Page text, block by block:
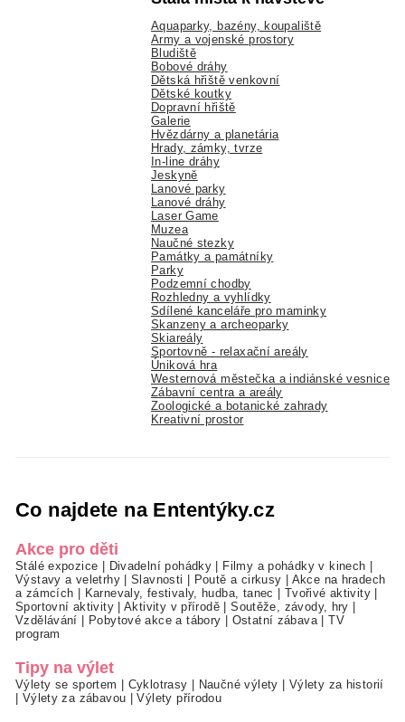
Aquaparky, bazény, koupaliště
Army a vojenské prostory
Bludiště
Bobové dráhy
Dětská hřiště venkovní
Dětské koutky
Dopravní hřiště
Galerie
Hvězdárny a planetária
Hrady, zámky, tvrze
In-line dráhy
Jeskyně
Lanové parky
Lanové dráhy
Laser Game
Muzea
Naučné stezky
Památky a památníky
Parky
Podzemní chodby
Rozhledny a vyhlídky
Sdílené kanceláře pro maminky
Skanzeny a archeoparky
Skiareály
Sportovně - relaxační areály
Úniková hra
Westernová městečka a indiánské vesnice
Zábavní centra a areály
Zoologické a botanické zahrady
Kreativní prostor
Co najdete na Ententýky.cz
Akce pro děti
Stálé expozice Divadelní pohádky Filmy a pohádky v kinech
Výstavy a veletrhy|Slavnosti Poutě a cirkusy
Akce na hradech
a zámcích
Karnevaly, festivaly, hudba, tanec Tvořivé aktivity
Sportovní aktivity|Aktivity v přírodě |Soutěže, závody, hry
Vzdělávání
Pobytové akce a tábory Ostatní zábava|TV
program
Tipy na výlet
Výlety se sportem Cyklotrasy Naučné výlety
Výlety za historií
Výlety za zábavou |Výlety přírodou